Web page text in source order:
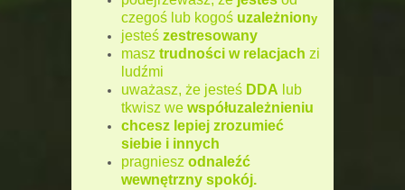
czegoś lub kogoś uzależniony
jesteśzestresowany
masz trudności w relacjach zi
ludźmi
uważasz, że jesteśDDA lub
tkwisz we współuzależnieniu
chcesz lepiej zrozumieć
siebie i innych
pragniesz odnaleźć
wewnętrzny spokój.